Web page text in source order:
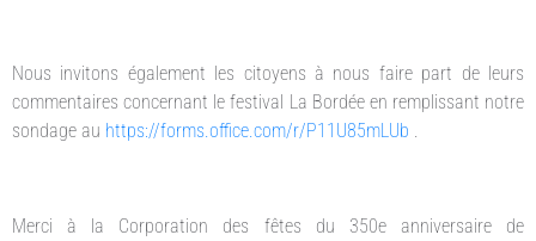
Nous invitons également les citoyens à nous faire part de leurs
commentaires concernant le festival La Bordée en remplissant notre
sondage au https://forms.office.com/r/P11U85mLUb
Merci à la Corporation des fêtes du 350e anniversaire de